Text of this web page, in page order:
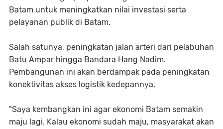
Batam untuk meningkatkan nilai investasi serta
pelayanan publik di Batam.
Salah satunya, peningkatan jalan arteri dari pelabuhan
Batu Ampar hingga Bandara Hang Nadim.
Pembangunan ini akan berdampak pada peningkatan
konektivitas akses logistik kedepannya.
"Saya kembangkan ini agar ekonomi Batam semakin
maju lagi. Kalau ekonomi sudah maju, masyarakat akan